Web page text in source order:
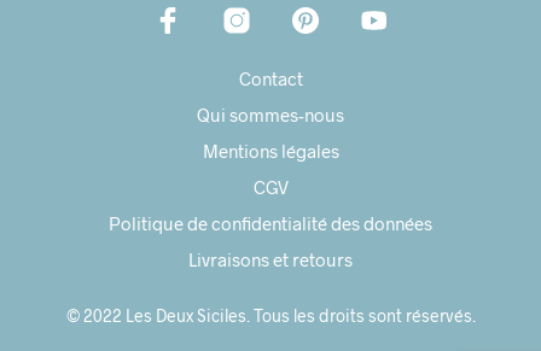
Contact
Qui sommes-nous
Mentions légales
CGV
Politique de confidentialité des données
Livraisons et retours
© 2022 Les Deux Siciles. Tous les droits sont réservés.